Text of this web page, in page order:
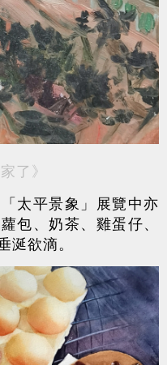
了》
太平景象」展覽中亦
包、奶茶、雞蛋仔、
涎欲滴。